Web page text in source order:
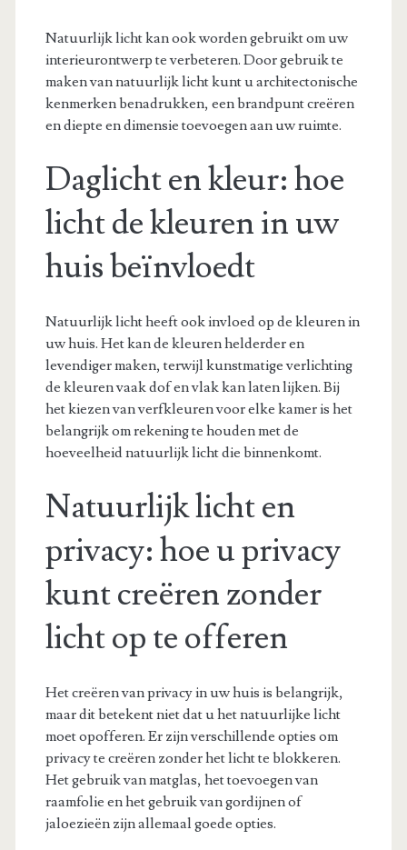
Natuurlijk licht kan ook worden gebruikt om uw
interieurontwerp te verbeteren. Door gebruik te
maken van natuurlijk licht kunt u architectonische
kenmerken benadrukken, een brandpunt creëren
en diepte en dimensie toevoegen aan uw ruimte.
Daglicht en kleur: hoe
licht de kleuren in uw
huis beïnvloedt
Natuurlijk licht heeft ook invloed op de kleuren in
uw huis. Het kan de kleuren helderder en
levendiger maken, terwijl kunstmatige verlichting
de kleuren vaak dof en vlak kan laten lijken. Bij
het kiezen van verfkleuren voor elke kamer is het
belangrijk om rekening te houden met de
hoeveelheid natuurlijk licht die binnenkomt.
Natuurlijk licht en
privacy: hoe u privacy
kunt creëren zonder
licht op te offeren
Het creëren van privacy in uw huis is belangrijk,
maar dit betekent niet dat u het natuurlijke licht
moet opofferen. Er zijn verschillende opties om
privacy te creëren zonder het licht te blokkeren.
Het gebruik van matglas, het toevoegen van
raamfolie en het gebruik van gordijnen of
jaloezieën zijn allemaal goede opties.